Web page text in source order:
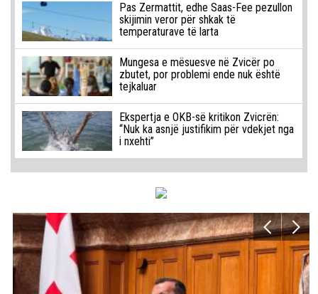
Pas Zermattit, edhe Saas-Fee pezullon
skijimin veror për shkak të
temperaturave të larta
Mungesa e mësuesve në Zvicër po
zbutet, por problemi ende nuk është
tejkaluar
Ekspertja e OKB-së kritikon Zvicrën:
“Nuk ka asnjë justifikim për vdekjet nga
i nxehti”